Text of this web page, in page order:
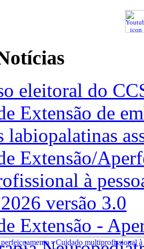
eleitoral do
Extensão de
labiopalatinas
Extensão/
à
versão 3.0
Extensão -